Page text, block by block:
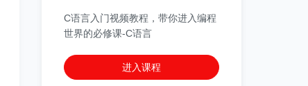
C语言入门视频教程，带你进入编程
世界的必修课-C语言
进入课程